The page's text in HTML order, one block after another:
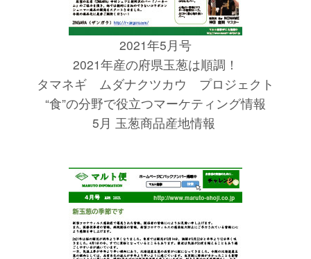
2021年5月号
2021年産の府県玉葱は順調！
タマネギ ムダナクツカウ プロジェクト
“食”の分野で役立つマーケティング情報
5月 玉葱商品産地情報